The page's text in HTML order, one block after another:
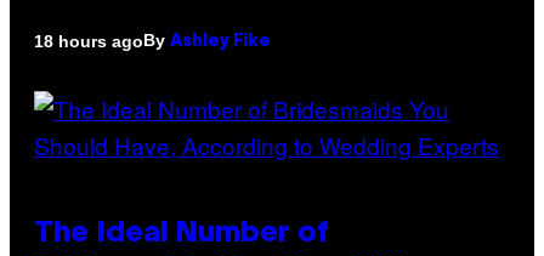
18 hours agoBy Ashley Fike
The Ideal Number of